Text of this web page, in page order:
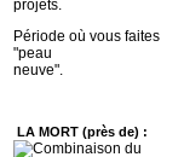
projets.
Période où vous faites
"peau
neuve".
LA MORT (près de) :